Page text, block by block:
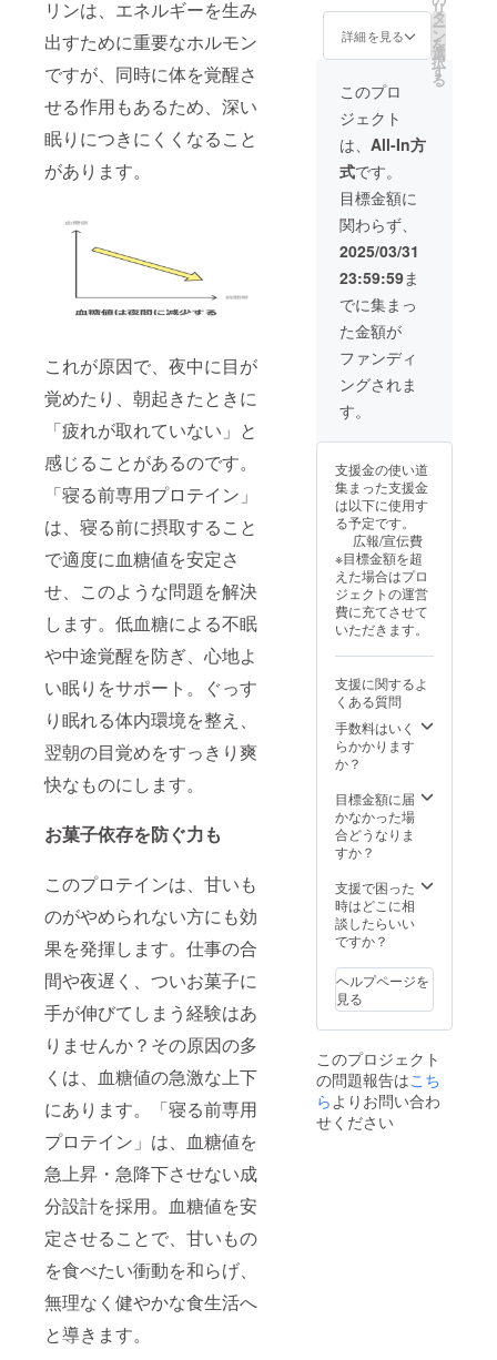
リンは、エネルギーを生み
出すために重要なホルモン
ですが、同時に体を覚醒さ
せる作用もあるため、深い
眠りにつきにくくなること
があります。
これが原因で、夜中に目が
覚めたり、朝起きたときに
「疲れが取れていない」と
感じることがあるのです。
「寝る前専用プロテイン」
は、寝る前に摂取すること
で適度に血糖値を安定さ
せ、このような問題を解決
します。低血糖による不眠
や中途覚醒を防ぎ、心地よ
い眠りをサポート。ぐっす
り眠れる体内環境を整え、
翌朝の目覚めをすっきり爽
快なものにします。
お菓子依存を防ぐ力も
このプロテインは、甘いも
のがやめられない方にも効
果を発揮します。仕事の合
間や夜遅く、ついお菓子に
手が伸びてしまう経験はあ
りませんか？その原因の多
くは、血糖値の急激な上下
にあります。「寝る前専用
プロテイン」は、血糖値を
急上昇・急降下させない成
分設計を採用。血糖値を安
定させることで、甘いもの
を食べたい衝動を和らげ、
無理なく健やかな食生活へ
と導きます。
※日程は
メール
ていた
す。 ※
オンラ
インの
参加方
法は
メール
にてお
送りさ
ただき
ます。
※オンラ
インは
Zoomを
使用し
ます。
の有効
期限は
2025年
5月から
1年間で
す。
業）の
募集と
のコー
スでは
今後も
２５％
引き
（１０
個）で
お取引
が可能
となり
ます。
販売代
理店と
して寝
る前専
用プロ
テイン
を販売
ちらで
す。 睡
眠の質
でお悩
みの方
は非常
に多
く、そ
んな
方々の
お役に
立てる
プロテ
販売し
ません
か？ ※
送料込
す。 ※
代理店
として
メール
にてお
送りさ
せてい
ます。
原材料
及び添
加物等
表示は
お届け
商品の
ラベル
に表記
送りさ
せてい
ただき
ます。
30名限
定で通
常のリ
ターン
の価格
10,420
円から
20％引
きでお
届けさ
せてい
ただき
ます。
※送料込
みのお
値段で
す。
詳細を見る
リ
タ
ー
ン
を
選
択
す
る
このプロ
ジェクト
は、 All-In方
式です。
目標金額に
関わらず、
2025/03/31
23:59:59ま
でに集まっ
た金額が
ファンディ
ングされま
す。
支援金の使い道
集まった支援金
は以下に使用す
る予定です。
広報/宣伝費
※目標金額を超
えた場合はプロ
ジェクトの運営
費に充てさせて
いただきます。
支援に関するよ
くある質問
手数料はいく
らかかります
か？
目標金額に届
かなかった場
合どうなりま
すか？
支援で困った
時はどこに相
談したらいい
ですか？
ヘルプページを
見る
このプロジェクト
の問題報告はこち
らよりお問い合わ
せください